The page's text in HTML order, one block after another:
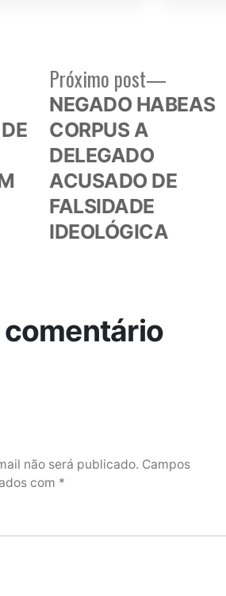
Próximo post
post:
NEGADO HABEAS
CORPUS A
DELEGADO
ACUSADO DE
FALSIDADE
IDEOLÓGICA
comentário
não será publicado. Campos
com *